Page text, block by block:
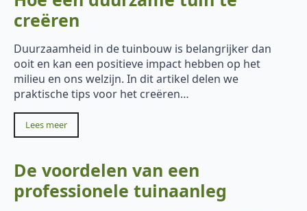
creëren
Duurzaamheid in de tuinbouw is belangrijker dan
ooit en kan een positieve impact hebben op het
milieu en ons welzijn. In dit artikel delen we
praktische tips voor het creëren…
Lees meer
De voordelen van een
professionele tuinaanleg